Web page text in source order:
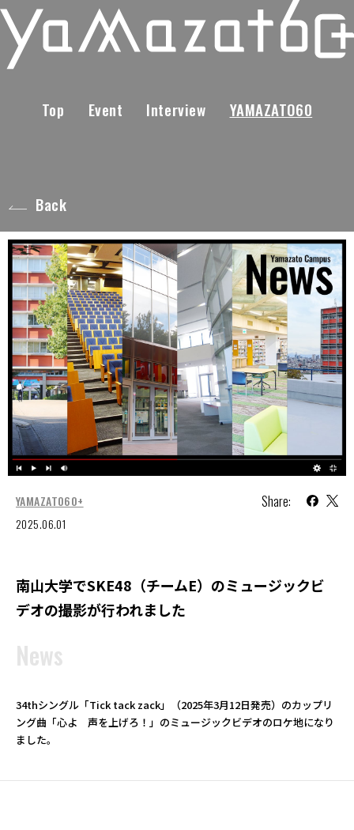
Top Event Interview YAMAZATO60
Back
YAMAZATO60+
2025.06.01
Share:
南山大学でSKE48（チームE）のミュージックビ
デオの撮影が行われました
News
34thシングル「Tick tack zack」（2025年3月12日発売）のカップリ
ング曲「心よ 声を上げろ！」のミュージックビデオのロケ地になり
ました。